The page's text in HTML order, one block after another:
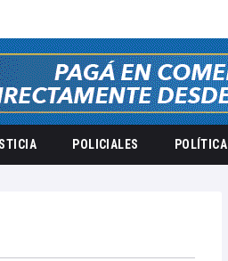
POLICIALES POLÍTICA